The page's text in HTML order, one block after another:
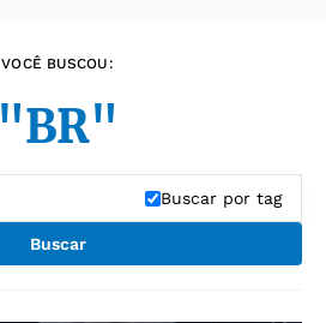
VOCÊ BUSCOU:
"BR"
Buscar por tag
Buscar